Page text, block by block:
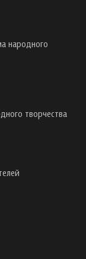
народного
творчества